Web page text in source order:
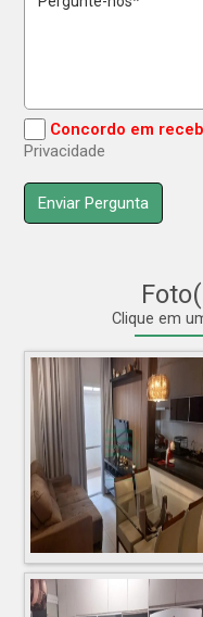
Concordo em
Privacidade
Clique em